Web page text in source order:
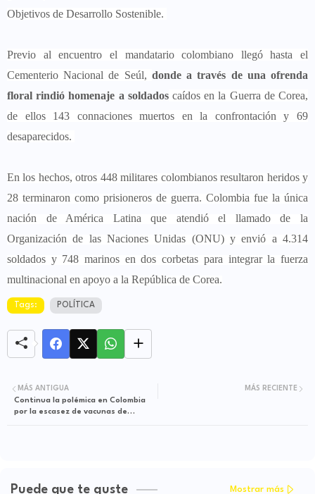
Objetivos de Desarrollo Sostenible.
Previo al encuentro el mandatario colombiano llegó hasta el
Cementerio Nacional de Seúl, donde a través de una ofrenda
floral rindió homenaje a soldados caídos en la Guerra de Corea,
de ellos 143 connaciones muertos en la confrontación y 69
desaparecidos.
En los hechos, otros 448 militares colombianos resultaron heridos y
28 terminaron como prisioneros de guerra. Colombia fue la única
nación de América Latina que atendió el llamado de la
Organización de las Naciones Unidas (ONU) y envió a 4.314
soldados y 748 marinos en dos corbetas para integrar la fuerza
multinacional en apoyo a la República de Corea.
Tags: POLÍTICA
MÁS RECIENTE
MÁS ANTIGUA
Continua la polémica en Colombia
por la escasez de vacunas de
Puede que te guste Mostrar más